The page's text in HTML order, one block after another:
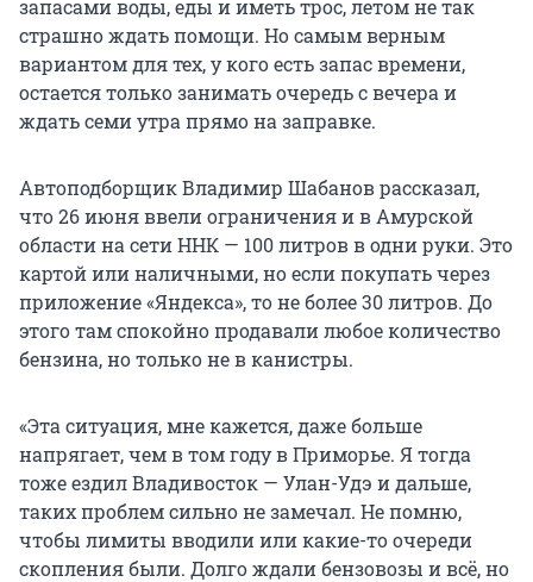
запасами воды, еды и иметь трос, летом не так
страшно ждать помощи. Но самым верным
вариантом для тех, у кого есть запас времени,
остается только занимать очередь с вечера и
ждать семи утра прямо на заправке.
Автоподборщик Владимир Шабанов рассказал,
что 26 июня ввели ограничения и в Амурской
области на сети ННК — 100 литров в одни руки. Это
картой или наличными, но если покупать через
приложение «Яндекса», то не более 30 литров. До
этого там спокойно продавали любое количество
бензина, но только не в канистры.
«Эта ситуация, мне кажется, даже больше
напрягает, чем в том году в Приморье. Я тогда
тоже ездил Владивосток — Улан-Удэ и дальше,
таких проблем сильно не замечал. Не помню,
чтобы лимиты вводили или какие-то очереди
скопления были. Долго ждали бензовозы и всё, но